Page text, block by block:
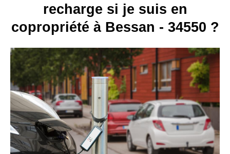
recharge si je suis en
copropriété à Bessan - 34550 ?